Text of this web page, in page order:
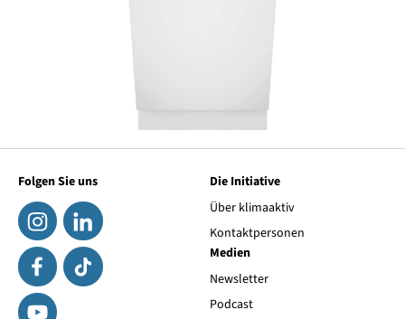
Folgen Sie uns
Die Initiative
Über klimaaktiv
Kontaktpersonen
Medien
Newsletter
Podcast